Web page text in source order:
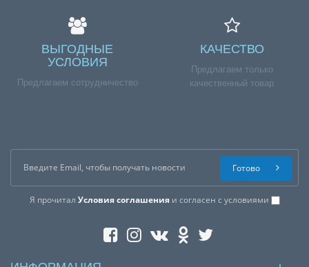
ВЫГОДНЫЕ
УСЛОВИЯ
Предлагаем сотрудничество
КАЧЕСТВО
Предлагаем только
качественный товар
Я прочитал Условия соглашенияи согласен с условиями
Готово